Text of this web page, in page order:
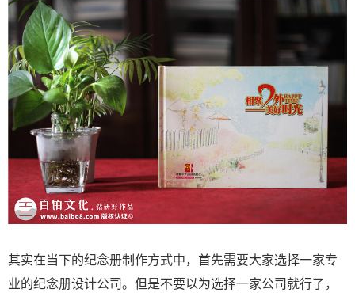
其实在当下的纪念册制作方式中，首先需要大家选择一家专
业的纪念册设计公司。但是不要以为选择一家公司就行了，